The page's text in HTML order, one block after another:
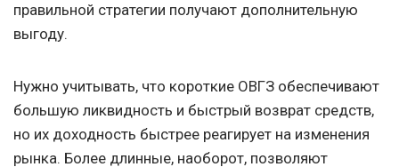
правильной стратегии получают дополнительную
выгоду.
Нужно учитывать, что короткие ОВГЗ обеспечивают
большую ликвидность и быстрый возврат средств,
но их доходность быстрее реагирует на изменения
рынка. Более длинные, наоборот, позволяют